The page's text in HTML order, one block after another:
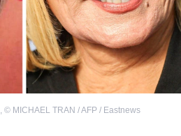
© MICHAEL TRAN / AFP / Eastnews